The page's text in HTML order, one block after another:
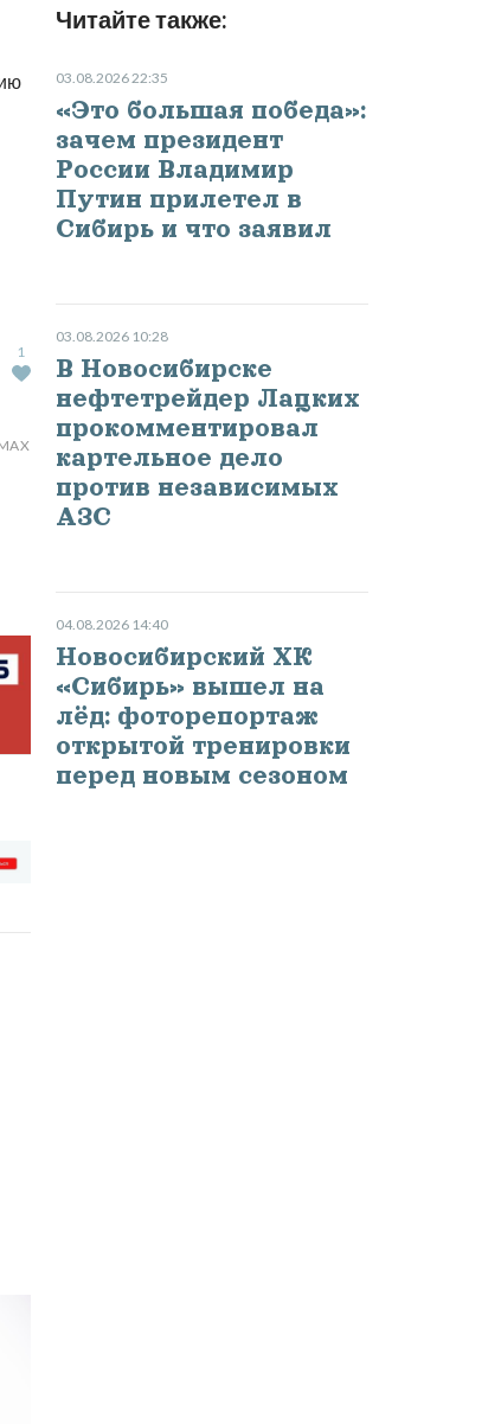
1
Читайте также:
03.08.2026 22:35
«Это большая победа»:
зачем президент
России Владимир
Путин прилетел в
Сибирь и что заявил
03.08.2026 10:28
В Новосибирске
нефтетрейдер Лацких
прокомментировал
картельное дело
против независимых
АЗС
04.08.2026 14:40
Новосибирский ХК
«Сибирь» вышел на
лёд: фоторепортаж
открытой тренировки
перед новым сезоном